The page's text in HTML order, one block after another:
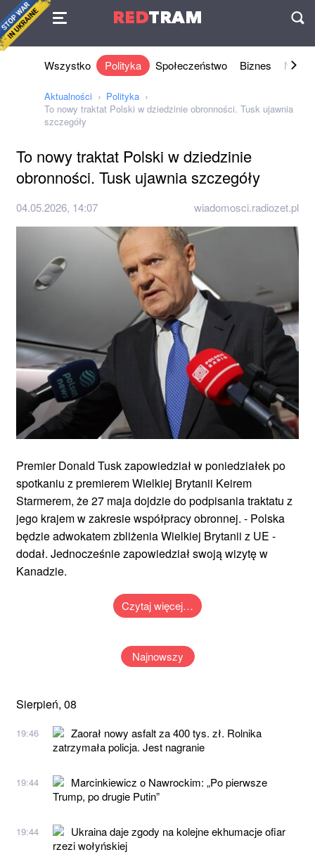
REDTRAM
Umowa
Wszystko Polityka Społeczeństwo Biznes Nauki
Aktualności
Polityka
To nowy traktat Polski w dziedzinie obronności. Tusk ujawnia
szczegóły
To nowy traktat Polski w dziedzinie
obronności. Tusk ujawnia szczegóły
04.05.2026, 14:07 wiadomosci.radiozet.pl
Premier Donald Tusk zapowiedział w poniedziałek po
spotkaniu z premierem Wielkiej Brytanii Keirem
Starmerem, że 27 maja dojdzie do podpisania traktatu z
jego krajem w zakresie współpracy obronnej. - Polska
będzie adwokatem zbliżenia Wielkiej Brytanii z UE -
dodał. Jednocześnie zapowiedział swoją wizytę w
Kanadzie.
Czytaj więcej…
Najnowszy
Sierpień, 08
19:46
Zaorał nowy asfalt za 400 tys. zł. Rolnika
zatrzymała policja. Jest nagranie
19:44
Marcinkiewicz o Nawrockim: „Po pierwsze
Trump, po drugie Putin”
19:44
Ukraina daje zgody na kolejne ekhumacje ofiar
rzezi wołyńskiej